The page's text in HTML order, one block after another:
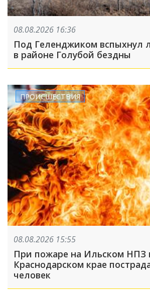
08.08.2026 16:36
Под Геленджиком вспыхнул
в районе Голубой бездны
ПРОИСШЕСТВИЯ
08.08.2026 15:55
При пожаре на Ильском НПЗ
Краснодарском крае
человек